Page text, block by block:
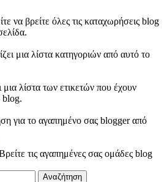
να βρείτε όλες τις καταχωρήσεις blog
μια λίστα κατηγοριών από αυτό το
μια λίστα των ετικετών που έχουν
blog.
για το αγαπημένο σας blogger από
τις αγαπημένες σας ομάδες blog
Αναζήτηση